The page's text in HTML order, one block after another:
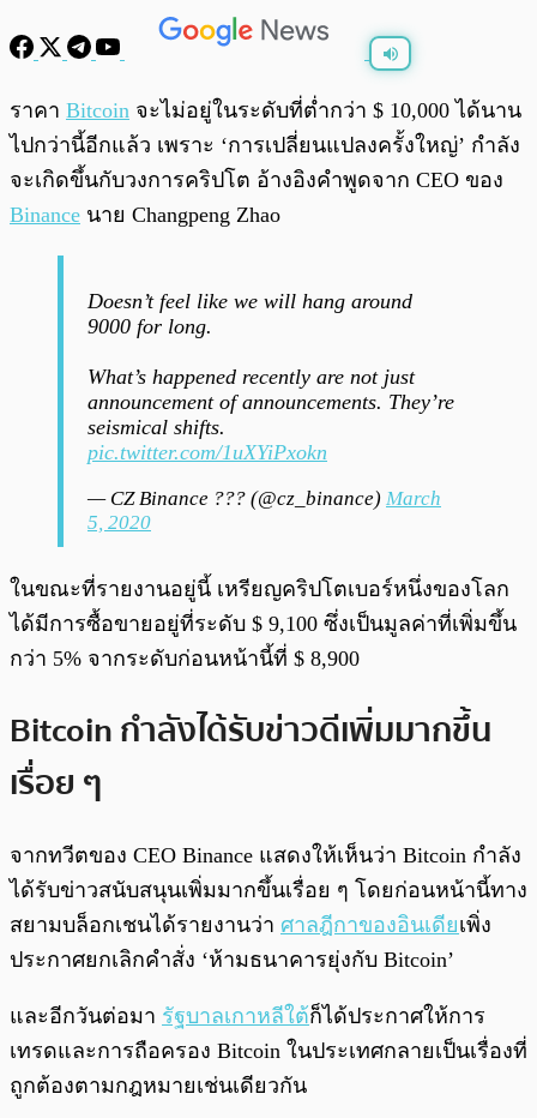
0:00
ราคา Bitcoin จะไม่อยู่ในระดับที่ต่ำกว่า $ 10,000 ได้นาน
ไปกว่านี้อีกแล้ว เพราะ ‘การเปลี่ยนแปลงครั้งใหญ่’ กำลัง
จะเกิดขึ้นกับวงการคริปโต อ้างอิงคำพูดจาก CEO ของ
Binance นาย Changpeng Zhao
Doesn’t feel like we will hang around
9000 for long.
What’s happened recently are not just
announcement of announcements. They’re
seismical shifts.
pic.twitter.com/1uXYiPxokn
— CZ Binance ??? (@cz_binance) March
5, 2020
ในขณะที่รายงานอยู่นี้ เหรียญคริปโตเบอร์หนึ่งของโลก
ได้มีการซื้อขายอยู่ที่ระดับ $ 9,100 ซึ่งเป็นมูลค่าที่เพิ่มขึ้น
กว่า 5% จากระดับก่อนหน้านี้ที่ $ 8,900
Bitcoin กำลังได้รับข่าวดีเพิ่มมากขึ้น
เรื่อย ๆ
จากทวีตของ CEO Binance แสดงให้เห็นว่า Bitcoin กำลัง
ได้รับข่าวสนับสนุนเพิ่มมากขึ้นเรื่อย ๆ โดยก่อนหน้านี้ทาง
สยามบล็อกเชนได้รายงานว่า ศาลฎีกาของอินเดียเพิ่ง
ประกาศยกเลิกคำสั่ง ‘ห้ามธนาคารยุ่งกับ Bitcoin’
และอีกวันต่อมา รัฐบาลเกาหลีใต้ก็ได้ประกาศให้การ
เทรดและการถือครอง Bitcoin ในประเทศกลายเป็นเรื่องที่
ถูกต้องตามกฎหมายเช่นเดียวกัน